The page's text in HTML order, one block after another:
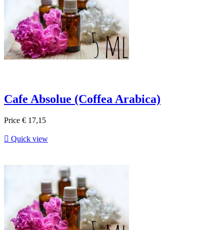
Cafe Absolue (Coffea Arabica)
Price € 17,15
 Quick view